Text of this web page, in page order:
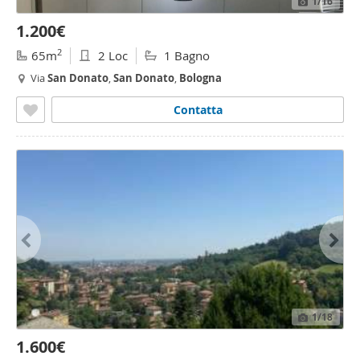
1.200€
65m2 2 Loc 1 Bagno
ViaSan Donato,San Donato, Bologna
Contatta
1/18
1.600€